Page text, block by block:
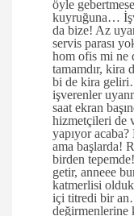
öyle
kuyruğuna…
da bize! Az
servis parası
hom ofis mi ne
tamamdır, kira
bi de kira
işverenler
saat ekran
hizmetçileri de
yapıyor
ama başlarda!
birden
getir, anneee
katmerlisi
içi titredi bir
değirmenlerine